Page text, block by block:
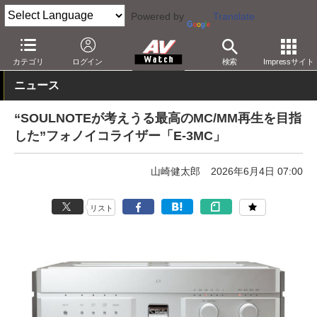
Powered by Translate
カテゴリ ログイン 検索 Impressサイト
AV Watch 製品 レコードプレーヤー
ニュース
“SOULNOTEが考えうる最高のMC/MM再生を目指
した”フォノイコライザー「E-3MC」
山崎健太郎 2026年6月4日 07:00
リスト